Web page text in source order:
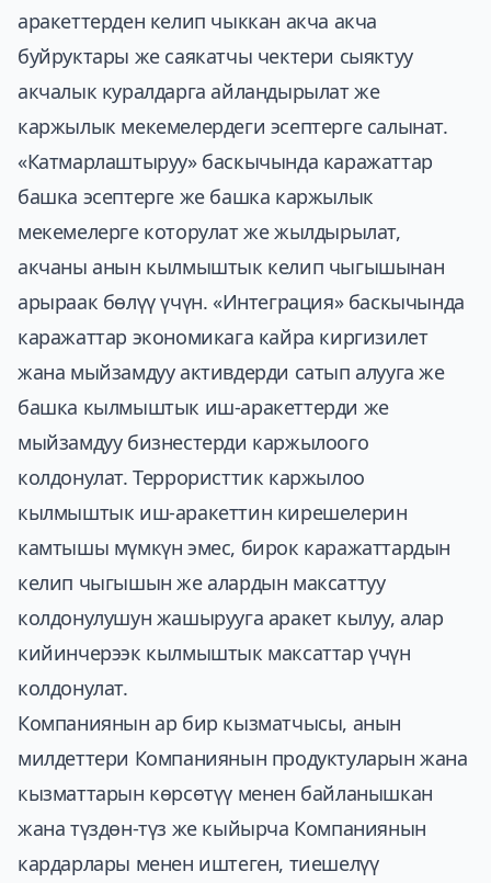
аракеттерден келип чыккан акча акча
буйруктары же саякатчы чектери сыяктуу
акчалык куралдарга айландырылат же
каржылык мекемелердеги эсептерге салынат.
«Катмарлаштыруу» баскычында каражаттар
башка эсептерге же башка каржылык
мекемелерге которулат же жылдырылат,
акчаны анын кылмыштык келип чыгышынан
арыраак бөлүү үчүн. «Интеграция» баскычында
каражаттар экономикага кайра киргизилет
жана мыйзамдуу активдерди сатып алууга же
башка кылмыштык иш-аракеттерди же
мыйзамдуу бизнестерди каржылоого
колдонулат. Террористтик каржылоо
кылмыштык иш-аракеттин кирешелерин
камтышы мүмкүн эмес, бирок каражаттардын
келип чыгышын же алардын максаттуу
колдонулушун жашырууга аракет кылуу, алар
кийинчерээк кылмыштык максаттар үчүн
колдонулат.
Компаниянын ар бир кызматчысы, анын
милдеттери Компаниянын продуктуларын жана
кызматтарын көрсөтүү менен байланышкан
жана түздөн-түз же кыйырча Компаниянын
кардарлары менен иштеген, тиешелүү